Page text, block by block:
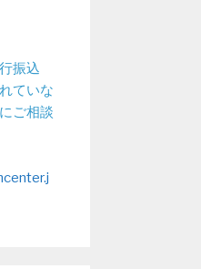
振込
ていな
ご相談